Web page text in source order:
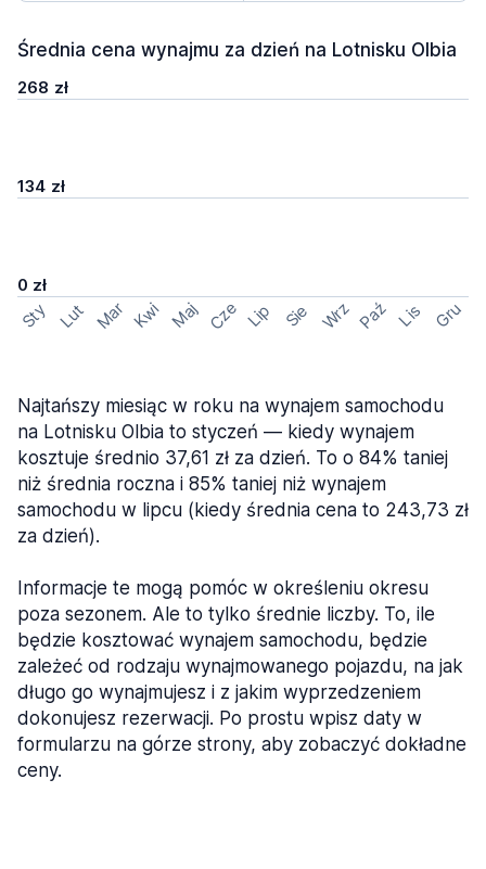
Średnia cena wynajmu za dzień na Lotnisku Olbia
268 zł
134 zł
0 zł
Sty Lut Mar Kwi Maj Cze Lip Sie Wrz Paź Lis Gru
Najtańszy miesiąc w roku na wynajem samochodu
na Lotnisku Olbia to styczeń — kiedy wynajem
kosztuje średnio 37,61 zł za dzień. To o 84% taniej
niż średnia roczna i 85% taniej niż wynajem
samochodu w lipcu (kiedy średnia cena to 243,73 zł
za dzień).
Informacje te mogą pomóc w określeniu okresu
poza sezonem. Ale to tylko średnie liczby. To, ile
będzie kosztować wynajem samochodu, będzie
zależeć od rodzaju wynajmowanego pojazdu, na jak
długo go wynajmujesz i z jakim wyprzedzeniem
dokonujesz rezerwacji. Po prostu wpisz daty w
formularzu na górze strony, aby zobaczyć dokładne
ceny.